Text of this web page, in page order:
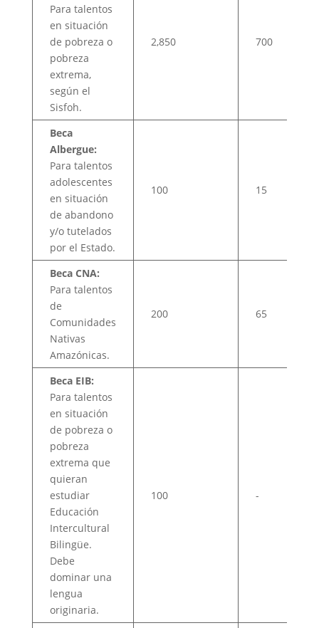
Para talentos
en situación
de pobreza o
pobreza
extrema,
según el
Sisfoh.
2,850 700
Beca
Albergue:
Para talentos
adolescentes
en situación
de abandono
y/o tutelados
por el Estado.
100 15
Beca CNA:
Para talentos
de
Comunidades
Nativas
Amazónicas.
200 65
Beca EIB:
Para talentos
en situación
de pobreza o
pobreza
extrema que
quieran
estudiar
Educación
Intercultural
Bilingüe.
Debe
dominar una
lengua
originaria.
100 -